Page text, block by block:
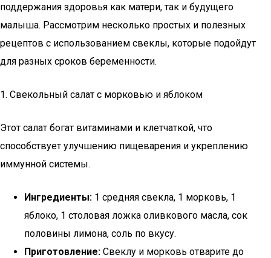
поддержания здоровья как матери, так и будущего
малыша. Рассмотрим несколько простых и полезных
рецептов с использованием свеклы, которые подойдут
для разных сроков беременности.
1. Свекольный салат с морковью и яблоком
Этот салат богат витаминами и клетчаткой, что
способствует улучшению пищеварения и укреплению
иммунной системы.
Ингредиенты: 1 средняя свекла, 1 морковь, 1
яблоко, 1 столовая ложка оливкового масла, сок
половины лимона, соль по вкусу.
Приготовление: Свеклу и морковь отварите до